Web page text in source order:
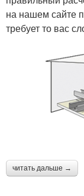
на нашем сайте
требует то вас
читать дальше →